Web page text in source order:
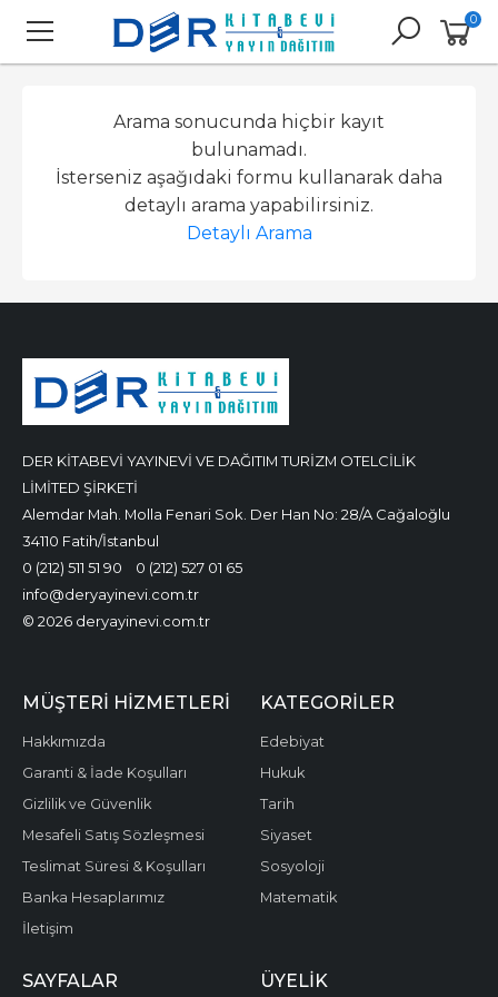
0
Arama sonucunda hiçbir kayıt
bulunamadı.
İsterseniz aşağıdaki formu kullanarak daha
detaylı arama yapabilirsiniz.
Detaylı Arama
DER KİTABEVİ YAYINEVİ VE DAĞITIM TURİZM OTELCİLİK
LİMİTED ŞİRKETİ
Alemdar Mah. Molla Fenari Sok. Der Han No: 28/A Cağaloğlu
34110 Fatih/İstanbul
0 (212) 511 51 90
0 (212) 527 01 65
info@deryayinevi.com.tr
© 2026 deryayinevi.com.tr
MÜŞTERI HIZMETLERI
Hakkımızda
Garanti & İade Koşulları
Gizlilik ve Güvenlik
Mesafeli Satış Sözleşmesi
Teslimat Süresi & Koşulları
Banka Hesaplarımız
İletişim
KATEGORILER
Edebiyat
Hukuk
Tarih
Siyaset
Sosyoloji
Matematik
SAYFALAR ÜYELIK